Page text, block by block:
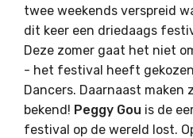
twee weekends verspreid
dit keer een driedaags
Deze zomer gaat het niet
- het festival heeft
Dancers. Daarnaast maken
bekend! Peggy Gou is de
festival op de wereld lost.